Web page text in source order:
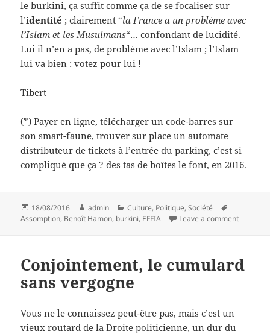
le burkini, ça suffit comme ça de se focaliser sur
l’identité ; clairement “la France a un problème avec
l’Islam et les Musulmans“… confondant de lucidité.
Lui il n’en a pas, de problème avec l’Islam ; l’Islam
lui va bien : votez pour lui !
Tibert
(*) Payer en ligne, télécharger un code-barres sur
son smart-faune, trouver sur place un automate
distributeur de tickets à l’entrée du parking, c’est si
compliqué que ça ? des tas de boîtes le font, en 2016.
Posted
on
18/08/2016 Author
admin Categories
Culture, Politique,Société
Assomption, Benoît Hamon, burkini, EFFIA Leave a commenton Deux
Conjointement, le cumulard
sans vergogne
Vous ne le connaissez peut-être pas, mais c’est un
vieux routard de la Droite politicienne, un dur du